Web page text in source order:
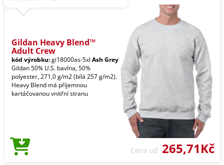
Gildan Heavy Blend™
Adult Crew
kód výrobku:gi18000as-5xl Ash Grey
Gildan 50% U.S. bavlna, 50%
polyester, 271,0 g/m2 (bílá 257 g/m2).
Heavy Blend má příjemnou
kartáčovanou vnitřní stranu
Cena od 265,71Kč